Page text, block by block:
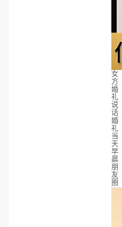
女
方
婚
礼
说
话
婚
礼
当
天
早
晨
朋
友
圈